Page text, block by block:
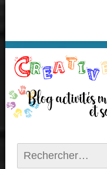
Rechercher :